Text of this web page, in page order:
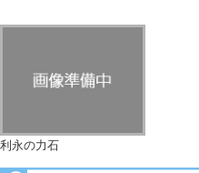
利永の力石